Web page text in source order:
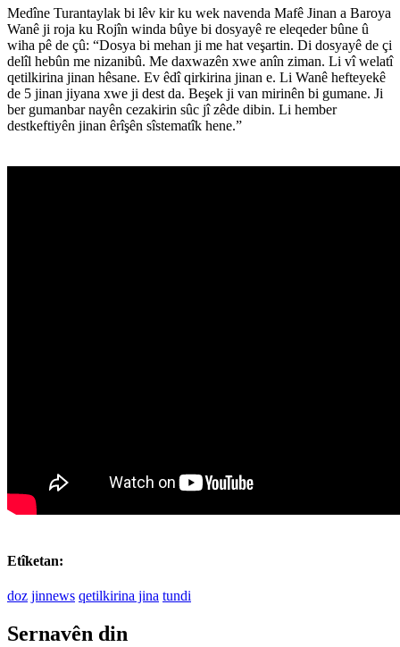
Medîne Turantaylak bi lêv kir ku wek navenda Mafê Jinan a Baroya
Wanê ji roja ku Rojîn winda bûye bi dosyayê re eleqeder bûne û
wiha pê de çû: “Dosya bi mehan ji me hat veşartin. Di dosyayê de çi
delîl hebûn me nizanibû. Me daxwazên xwe anîn ziman. Li vî welatî
qetilkirina jinan hêsane. Ev êdî qirkirina jinan e. Li Wanê hefteyekê
de 5 jinan jiyana xwe ji dest da. Beşek ji van mirinên bi gumane. Ji
ber gumanbar nayên cezakirin sûc jî zêde dibin. Li hember
destkeftiyên jinan êrîşên sîstematîk hene.”
Etîketan:
doz jinnews qetilkirina jina tundi
Sernavên din